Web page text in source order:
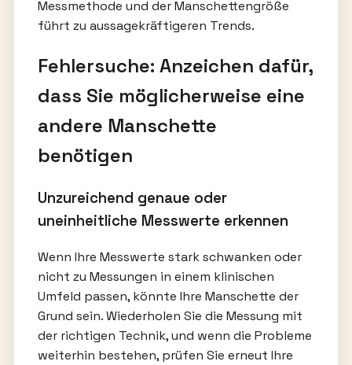
Messmethode und der Manschettengröße
führt zu aussagekräftigeren Trends.
Fehlersuche: Anzeichen dafür,
dass Sie möglicherweise eine
andere Manschette
benötigen
Unzureichend genaue oder
uneinheitliche Messwerte erkennen
Wenn Ihre Messwerte stark schwanken oder
nicht zu Messungen in einem klinischen
Umfeld passen, könnte Ihre Manschette der
Grund sein. Wiederholen Sie die Messung mit
der richtigen Technik, und wenn die Probleme
weiterhin bestehen, prüfen Sie erneut Ihre